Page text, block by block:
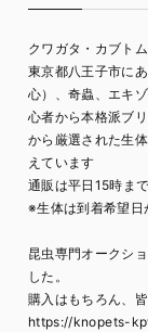
クワガタ・カブト
東京都八王子市に
心）、奇蟲、エキ
心者から本格派ブ
から厳選された生
えています
通販は平日15時ま
※生体は到着希望日
昆虫専門オークシ
した。
購入はもちろん、
https://knopets-